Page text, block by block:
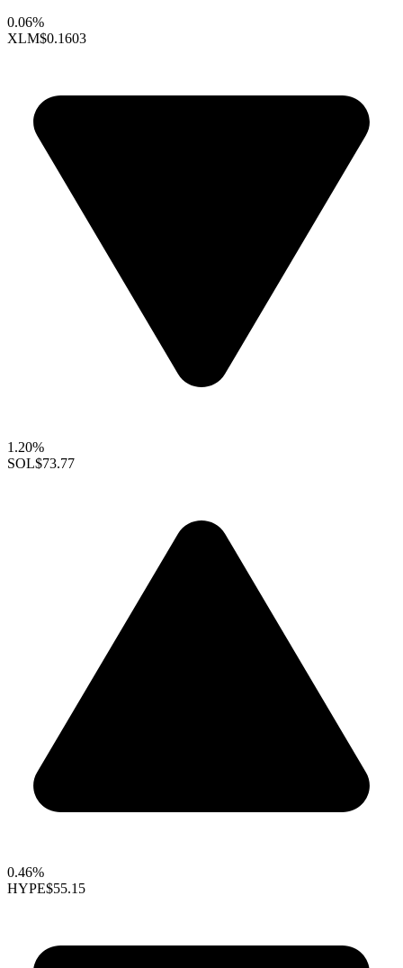
0.06%
XLM$0.1603
1.20%
SOL$73.77
0.46%
HYPE$55.15